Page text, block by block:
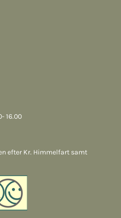
16.00
efter Kr. Himmelfart samt